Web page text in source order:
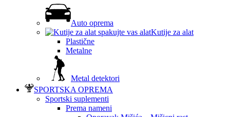
Auto oprema
Kutije za alat
Plastične
Metalne
Metal detektori
SPORTSKA OPREMA
Sportski suplementi
Prema nameni